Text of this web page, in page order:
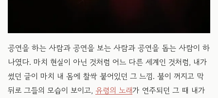
공연을 하는 사람과 공연을 보는 사람과 공연을 돕는 사람이 하
나였다. 마치 현실이 아닌 것처럼 어느 다른 세계인 것처럼, 내가
썼던 글이 마치 내 몸에 찰싹 붙어있던 그 느낌. 불이 꺼지고 막
뒤로 그들의 모습이 보이고, 유령의 노래가 연주되던 그 때 내가